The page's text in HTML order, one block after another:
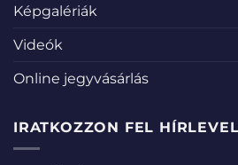
Képgalériák
Videók
Online jegyvásárlás
IRATKOZZON FEL